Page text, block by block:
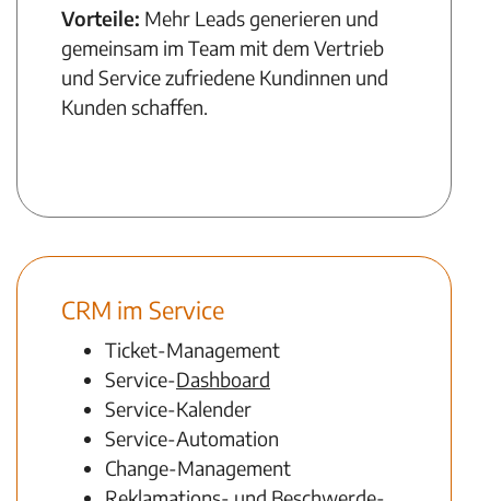
Vorteile: Mehr Leads generieren und
gemeinsam im Team mit dem Vertrieb
und Service zufriedene Kundinnen und
Kunden schaffen.
CRM im Service
Ticket-Management
Service-Dashboard
Service-Kalender
Service-Automation
Change-Management